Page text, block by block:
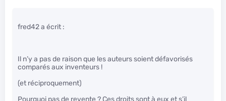
fred42 a écrit :
Il n’y a pas de raison que les auteurs soient défavorisés
comparés aux inventeurs !
(et réciproquement)